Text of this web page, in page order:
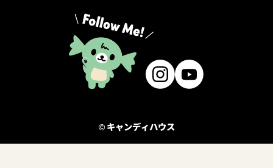
© キャンディハウス